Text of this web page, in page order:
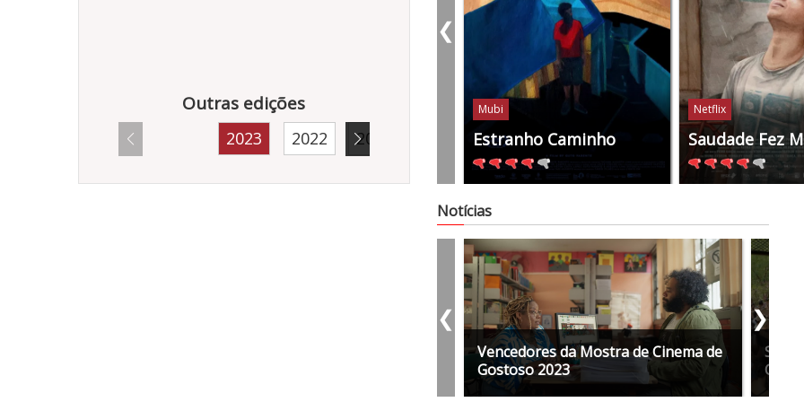
Outras edições
2023 2022 2021
Mubi
Estranho Caminho
Netflix
Saudade Fez
❮
Notícias
Vencedores da Mostra de Cinema de
Gostoso 2023
❮ ❯